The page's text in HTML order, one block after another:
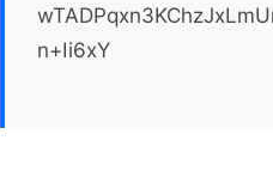
n+Ii6xY